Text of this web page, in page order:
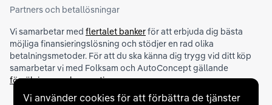
Vi använder cookies för att förbättra de tjänster
Partners och betallösningar
Vi samarbetar med flertalet bankerför att erbjuda dig bästa
möjliga finansieringslösning och stödjer en rad olika
betalningsmetoder. För att du ska känna dig trygg vid ditt köp
samarbetar vi med Folksam och AutoConcept gällande
försäkringar och garantier.